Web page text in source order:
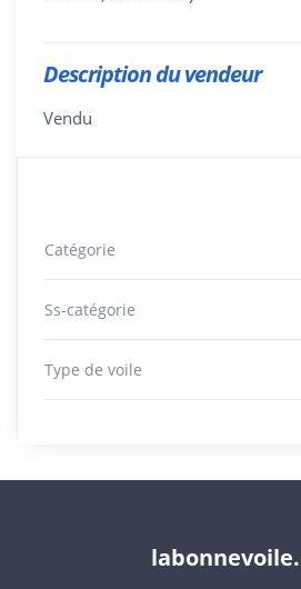
Description du vendeur
Vendu
Catégorie
Ss-catégorie
Type de voile